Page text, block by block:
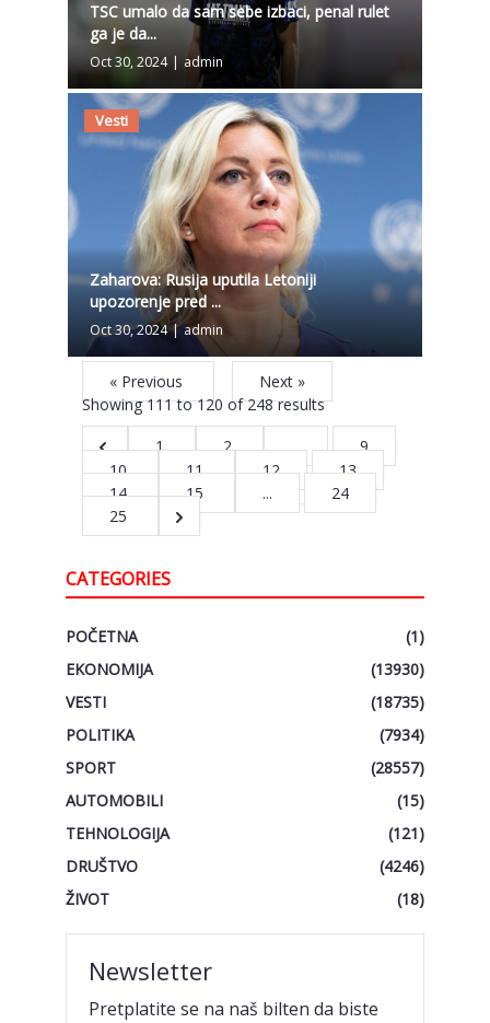
TSC umalo da sam sebe izbaci, penal rulet
ga je da...
Oct 30, 2024 admin
Vesti
Zaharova: Rusija uputila Letoniji
upozorenje pred ...
Oct 30, 2024 | admin
« Previous
Next »
Showing111to120 of248results
1
2 ...
9
10
11 12
13
14
15 ...
24
25
CATEGORIES
POČETNA
(1)
EKONOMIJA
(13930)
VESTI
(18735)
POLITIKA
(7934)
SPORT
(28557)
AUTOMOBILI
(15)
TEHNOLOGIJA
(121)
DRUŠTVO
(4246)
ŽIVOT
(18)
Newsletter
Pretplatite se na naš bilten da biste